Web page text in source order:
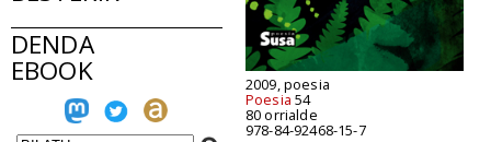
DENDA
EBOOK 2009, poesia
Poesia 54
80 orrialde
978-84-92468-15-7